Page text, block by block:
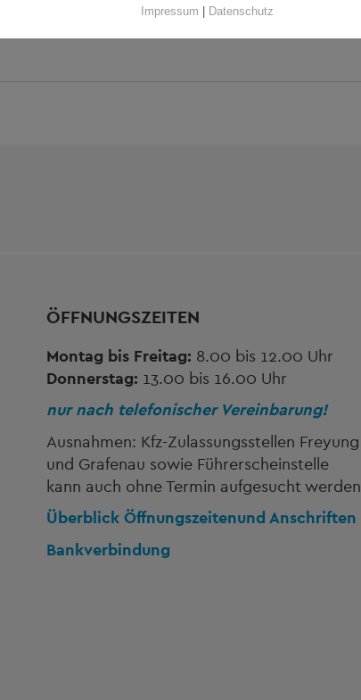
ÖFFNUNGSZEITEN
Montag bis Freitag: 8.00 bis 12.00 Uhr
Donnerstag: 13.00 bis 16.00 Uhr
nur nach telefonischer Vereinbarung!
Ausnahmen: Kfz-Zulassungsstellen Freyung
und Grafenau sowie Führerscheinstelle
kann auch ohne Termin aufgesucht werden
Überblick Öffnungszeitenund Anschriften
Bankverbindung
Impressum | Datenschutz